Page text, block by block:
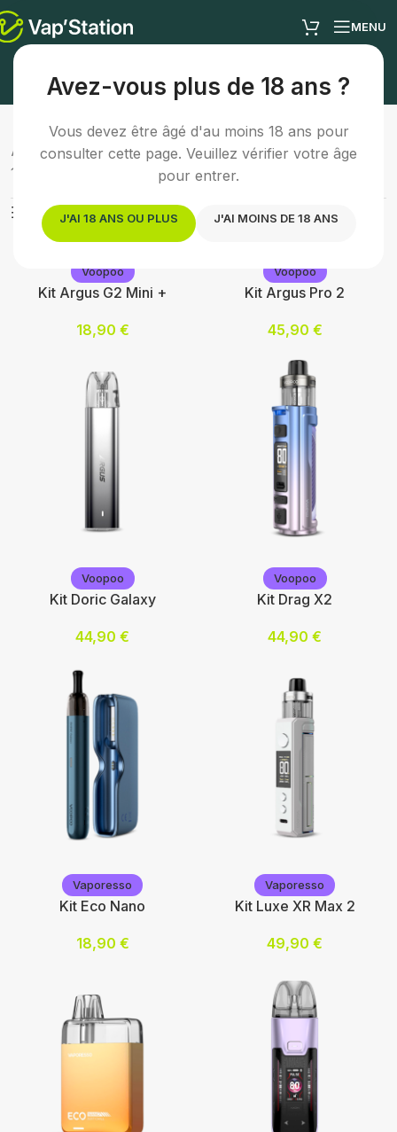
Avez-vous plus de 18 ans ?
Vous devez être âgé d'au moins 18 ans pour
consulter cette page. Veuillez vérifier votre âge
pour entrer.
J'AI 18 ANS OU PLUS J'AI MOINS DE 18 ANS
MENU
Kit pod
Accueil/Cigarette électronique/Kit pod
11 résultats affichés
Afficher les filtres
Voopoo
Kit Argus G2 Mini +
18,90 €
Voopoo
Choix des options
Voopoo
Kit Argus Pro 2
45,90 €
Voopoo
Voopoo
Kit Doric Galaxy
44,90 €
Voopoo
Voopoo
Kit Drag X2
44,90 €
Voopoo
Vaporesso
Kit Eco Nano
18,90 €
Vaporesso
Kit Luxe XR Max 2
49,90 €